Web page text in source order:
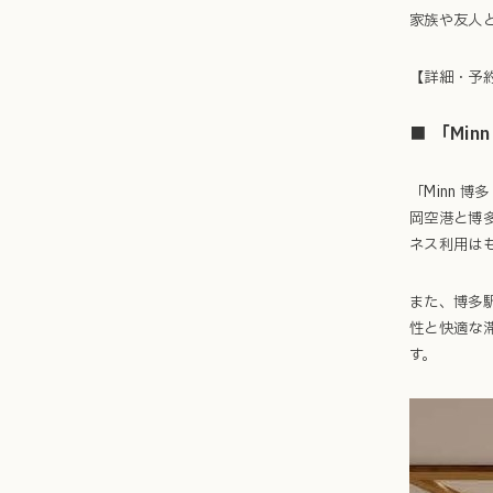
家族や友人
【詳細・予
■ 「
「Minn 博
岡空港と博
ネス利用は
また、博多
性と快適な
す。